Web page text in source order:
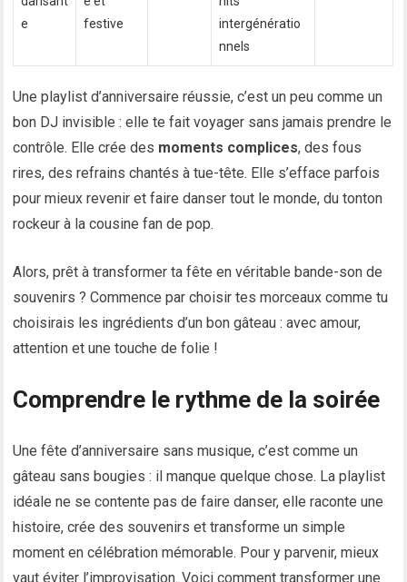
e
festive
intergénératio
nnels
Une playlist d’anniversaire réussie, c’est un peu comme un
bon DJ invisible : elle te fait voyager sans jamais prendre le
contrôle. Elle crée des moments complices, des fous
rires, des refrains chantés à tue-tête. Elle s’efface parfois
pour mieux revenir et faire danser tout le monde, du tonton
rockeur à la cousine fan de pop.
Alors, prêt à transformer ta fête en véritable bande-son de
souvenirs ? Commence par choisir tes morceaux comme tu
choisirais les ingrédients d’un bon gâteau : avec amour,
attention et une touche de folie !
Comprendre le rythme de la soirée
Une fête d’anniversaire sans musique, c’est comme un
gâteau sans bougies : il manque quelque chose. La playlist
idéale ne se contente pas de faire danser, elle raconte une
histoire, crée des souvenirs et transforme un simple
moment en célébration mémorable. Pour y parvenir, mieux
vaut éviter l’improvisation. Voici comment transformer une